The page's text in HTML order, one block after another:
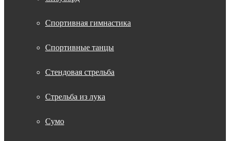
Спортивная гимнастика
Спортивные танцы
Стендовая стрельба
Стрельба из лука
Сумо